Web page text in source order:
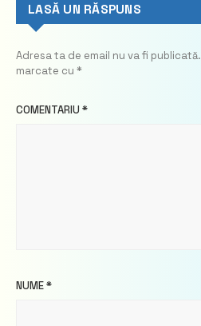
LASĂ UN RĂSPUNS
Adresa ta de email nu va fi publicată.
marcate cu *
COMENTARIU *
NUME*